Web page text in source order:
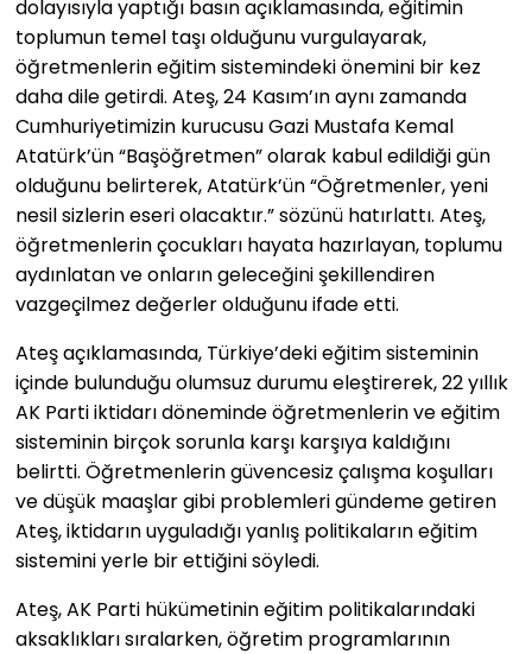
dolayısıyla yaptığı basın açıklamasında, eğitimin
toplumun temel taşı olduğunu vurgulayarak,
öğretmenlerin eğitim sistemindeki önemini bir kez
daha dile getirdi. Ateş, 24 Kasım’ın aynı zamanda
Cumhuriyetimizin kurucusu Gazi Mustafa Kemal
Atatürk’ün “Başöğretmen” olarak kabul edildiği gün
olduğunu belirterek, Atatürk’ün “Öğretmenler, yeni
nesil sizlerin eseri olacaktır.” sözünü hatırlattı. Ateş,
öğretmenlerin çocukları hayata hazırlayan, toplumu
aydınlatan ve onların geleceğini şekillendiren
vazgeçilmez değerler olduğunu ifade etti.
Ateş açıklamasında, Türkiye’deki eğitim sisteminin
içinde bulunduğu olumsuz durumu eleştirerek, 22 yıllık
AK Parti iktidarı döneminde öğretmenlerin ve eğitim
sisteminin birçok sorunla karşı karşıya kaldığını
belirtti. Öğretmenlerin güvencesiz çalışma koşulları
ve düşük maaşlar gibi problemleri gündeme getiren
Ateş, iktidarın uyguladığı yanlış politikaların eğitim
sistemini yerle bir ettiğini söyledi.
Ateş, AK Parti hükümetinin eğitim politikalarındaki
aksaklıkları sıralarken, öğretim programlarının